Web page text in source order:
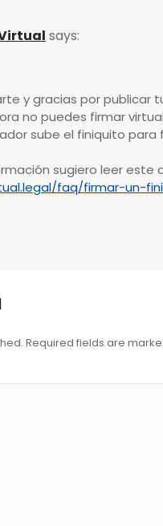
says:
y gracias por publicar
no puedes firmar
sube el finiquito
sugiero leer este
faq/firmar-un-
Required fields are